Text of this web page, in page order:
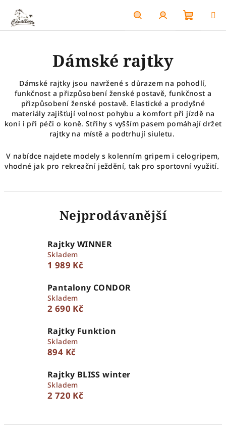
obsah
HledatPřihlášení
Dámské rajtky
Dámské rajtky jsou navržené s důrazem na pohodlí,
funkčnost a přizpůsobení ženské postavě, funkčnost a
přizpůsobení ženské postavě. Elastické a prodyšné
materiály zajišťují volnost pohybu a komfort při jízdě na
koni i při péči o koně. Střihy s vyšším pasem pomáhají držet
rajtky na místě a podtrhují siuletu.
V nabídce najdete modely s kolenním gripem i celogripem,
vhodné jak pro rekreační ježdění, tak pro sportovní využití.
Nejprodávanější
Rajtky WINNER
Skladem
1 989 Kč
Pantalony CONDOR
Skladem
2 690 Kč
Rajtky Funktion
Skladem
894 Kč
Rajtky BLISS winter
Skladem
2 720 Kč